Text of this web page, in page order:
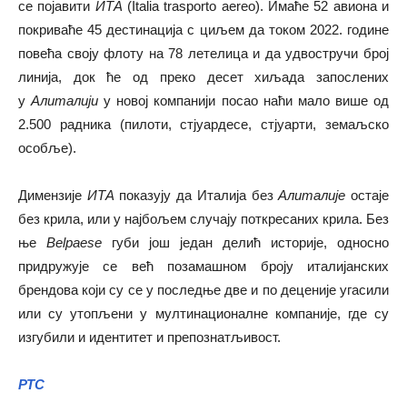
се појавити ИТА (Italia trasporto aereo). Имаће 52 авиона и
покриваће 45 дестинација с циљем да током 2022. године
повећа своју флоту на 78 летелица и да удвостручи број
линија, док ће од преко десет хиљада запослених
уАлиталији у новој компанији посао наћи мало више од
2.500 радника (пилоти, стјуардесе, стјуарти, земаљско
особље).
Димензије ИТА показују да Италија безАлиталије остаје
без крила, или у најбољем случају поткресаних крила. Без
ње Belpaesе губи још један делић историје, односно
придружује се већ позамашном броју италијанских
брендова који су се у последње две и по деценије угасили
или су утопљени у мултинационалне компаније, где су
изгубили и идентитет и препознатљивост.
РТС